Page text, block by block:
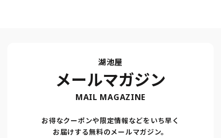
湖池屋
メールマガジン
MAIL MAGAZINE
お得なクーポンや限定情報などをいち早く
お届けする無料のメールマガジン。